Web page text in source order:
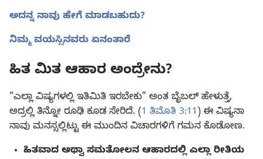
ಅದನ್ನ ನಾವು ಹೇಗೆ ಮಾಡಬಹುದು?
ನಿಮ್ಮ ವಯಸ್ಸಿನವರು ಏನಂತಾರೆ
ಹಿತ ಮಿತ ಆಹಾರ ಅಂದ್ರೇನು?
“ಎಲ್ಲಾ ವಿಷ್ಯಗಳಲ್ಲಿ ಇತಿಮಿತಿ ಇರಬೇಕು” ಅಂತ ಬೈಬಲ್‌ ಹೇಳುತ್ತೆ,
ಅದ್ರಲ್ಲಿ ತಿನ್ನೋ ರೂಢಿ ಕೂಡ ಸೇರಿದೆ. (1 ತಿಮೊತಿ 3:11 ) ಈ ವಿಷ್ಯನಾ
ನಾವು ಮನಸ್ಸಲ್ಲಿಟ್ಟು ಈ ಮುಂದಿನ ವಿಚಾರಗಳಿಗೆ ಗಮನ ಕೊಡೋಣ.
ಹಿತವಾದ ಅಥ್ವಾ ಸಮತೋಲನ ಆಹಾರದಲ್ಲಿ ಎಲ್ಲಾ ರೀತಿಯ